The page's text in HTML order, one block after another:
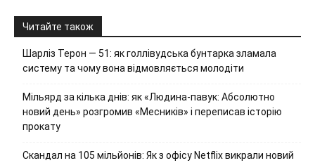
Читайте також
Шарліз Терон — 51: як голлівудська бунтарка зламала
систему та чому вона відмовляється молодіти
Мільярд за кілька днів: як «Людина-павук: Абсолютно
новий день» розгромив «Месників» і переписав історію
прокату
Скандал на 105 мільйонів: Як з офісу Netflix викрали новий